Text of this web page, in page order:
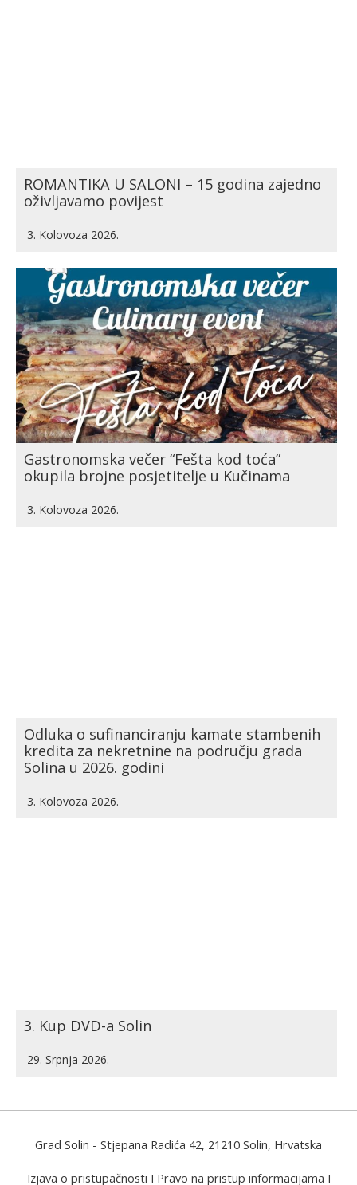
ROMANTIKA U SALONI – 15 godina zajedno
oživljavamo povijest
3. Kolovoza 2026.
Gastronomska večer “Fešta kod toća”
okupila brojne posjetitelje u Kučinama
3. Kolovoza 2026.
Odluka o sufinanciranju kamate stambenih
kredita za nekretnine na području grada
Solina u 2026. godini
3. Kolovoza 2026.
3. Kup DVD-a Solin
29. Srpnja 2026.
Grad Solin - Stjepana Radića 42, 21210 Solin, Hrvatska
Izjava o pristupačnosti I Pravo na pristup informacijama I